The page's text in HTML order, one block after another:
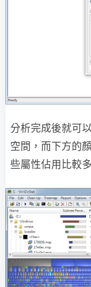
分析完成後就可
空間，而下方的
些屬性佔用比較